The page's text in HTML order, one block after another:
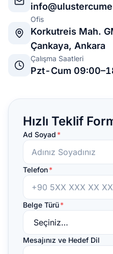
Ofis
Korkutreis Mah.
Çankaya, Ankara
Çalışma Saatleri
Pzt-Cum
Hızlı Teklif
Ad Soyad *
Telefon*
Belge Türü*
Mesajınız ve Hedef Dil